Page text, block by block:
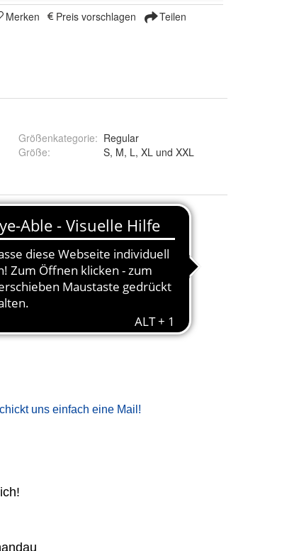
Merken Preis vorschlagen Teilen
Größenkategorie: Regular
Größe: S, M, L, XL und XXL